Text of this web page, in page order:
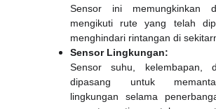
Sensor ini memungkinkan
mengikuti rute yang telah
menghindari rintangan di
Sensor Lingkungan:
Sensor suhu, kelembapan,
dipasang untuk
lingkungan selama